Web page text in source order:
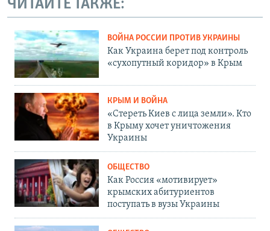
ЧИТАЙТЕ ТАКЖЕ:
ВОЙНА РОССИИ ПРОТИВ УКРАИНЫ
Как Украина берет под контроль
«сухопутный коридор» в Крым
КРЫМ И ВОЙНА
«Стереть Киев с лица земли». Кто
в Крыму хочет уничтожения
Украины
ОБЩЕСТВО
Как Россия «мотивирует»
крымских абитуриентов
поступать в вузы Украины